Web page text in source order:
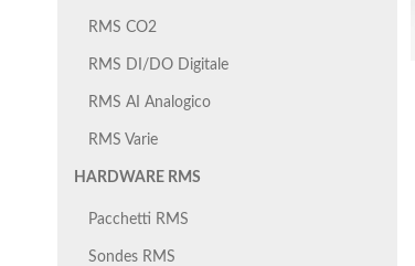
RMS CO2
RMS DI/DO Digitale
RMS AI Analogico
RMS Varie
HARDWARE RMS
Pacchetti RMS
Sondes RMS